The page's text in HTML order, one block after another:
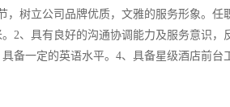
，树立公司品牌优质，文雅的服务形象。
2、具有良好的沟通协调能力及服务意识，
备一定的英语水平。4、具备星级酒店前